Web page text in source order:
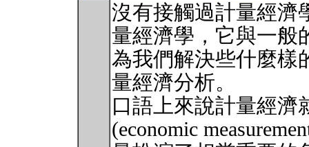
沒有接觸過計量經濟
量經濟學，它與一般
為我們解決些什麼樣
量經濟分析。
口語上來說計量經濟
(economic